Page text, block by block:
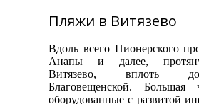
Пляжи в Витязево
Вдоль всего Пионерского
Анапы и далее,
Витязево, вплоть
Благовещенской. Большая
оборудованные с развитой